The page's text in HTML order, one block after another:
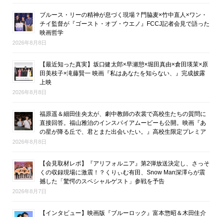
ブルース・リーの精神が息づく現場？門脇麦×竹中直人×ワン・
チイ監督が『ゴースト・オブ・ウエノ』FCCJ記者会見で語った
映画哲学
2026年8月8日
【最近知った真実】坂口健太郎×早瀬憩×堀田真由×倉田瑛茉×原
田美枝子×滝藤賢一 映画『私はあなたを知らない、』完成披露
上映
2026年8月8日
福原遥＆細田佳央太が、劇中教師の衣裳で高校生たちの質問に
直接回答。福山雅治のインスパイアムービーも公開。映画『あ
の星が降る丘で、君とまた出会いたい。』高校生限定プレミア
2026年8月8日
【会見取材レポ】『アリフォルニア』第2弾放送決定し、さっそ
くの収録現場に激震！？くりぃむ有田、Snow Man深澤らが震
撼した「驚愕のスペシャルゲスト」参戦を予告
2026年8月7日
【インタビュー】映画版『ブルーロック』富本惣昭＆木田佳介